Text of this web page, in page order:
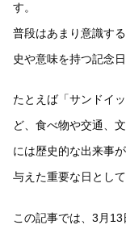
す。
普段はあまり意識す
史や意味を持つ記念
たとえば「サンドイ
ど、食べ物や交通、
には歴史的な出来事
与えた重要な日とし
この記事では、3月